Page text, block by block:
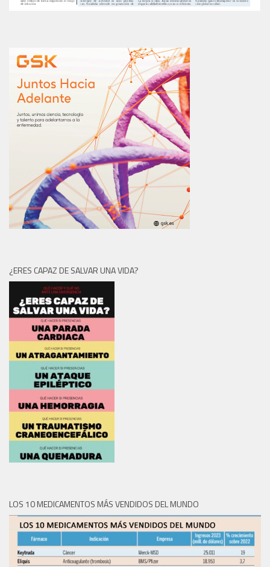
¿ERES CAPAZ DE SALVAR UNA VIDA?
LOS 10 MEDICAMENTOS MÁS VENDIDOS DEL MUNDO